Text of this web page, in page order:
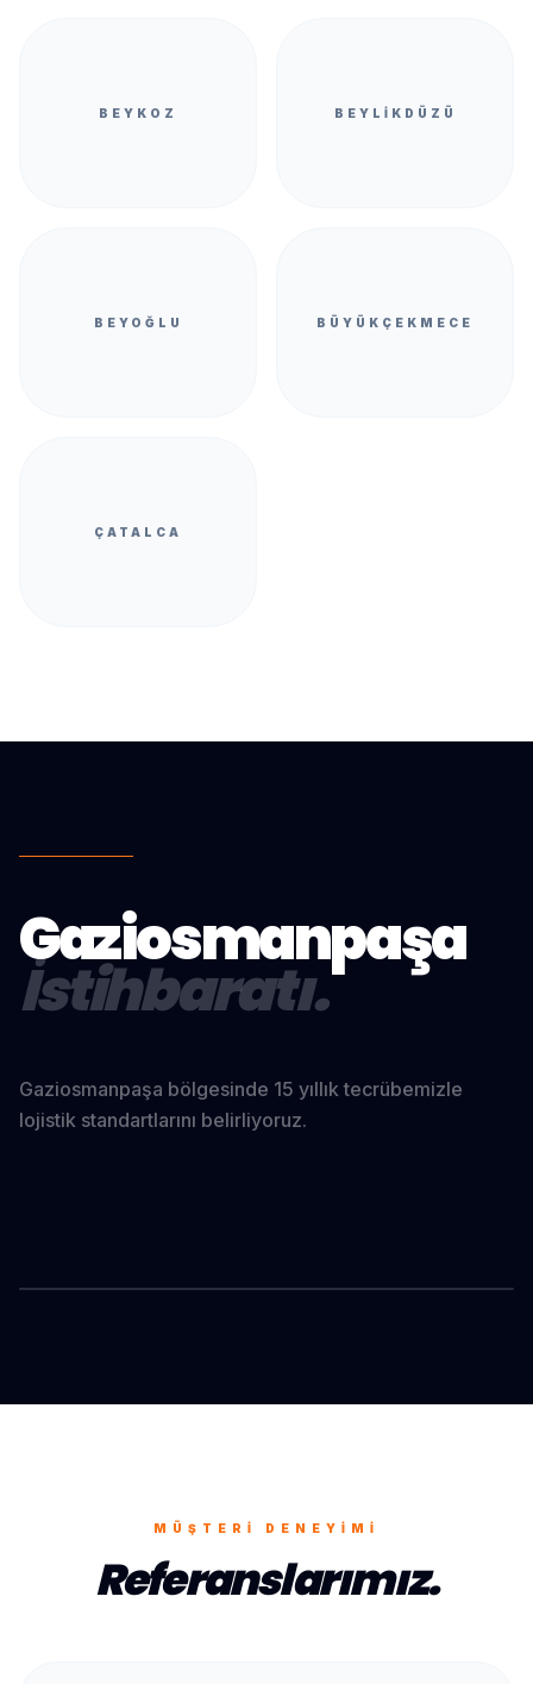
BEYKOZ BEYLIKDÜZÜ
BEYOĞLU BÜYÜKÇEKMECE
ÇATALCA
Gaziosmanpaşa
İstihbaratı.
Gaziosmanpaşa bölgesinde 15 yıllık tecrübemizle
lojistik standartlarını belirliyoruz.
MÜŞTERI DENEYIMI
Referanslarımız.